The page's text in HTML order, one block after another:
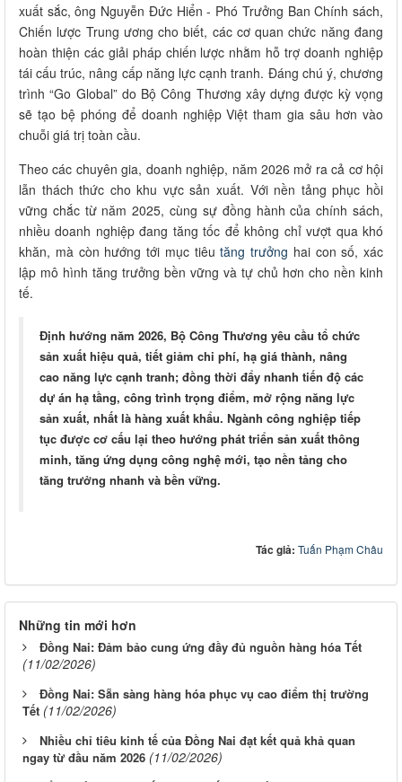
xuất sắc, ông Nguyễn Đức Hiển - Phó Trưởng Ban Chính sách,
Chiến lược Trung ương cho biết, các cơ quan chức năng đang
hoàn thiện các giải pháp chiến lược nhằm hỗ trợ doanh nghiệp
tái cấu trúc, nâng cấp năng lực cạnh tranh. Đáng chú ý, chương
trình “Go Global” do Bộ Công Thương xây dựng được kỳ vọng
sẽ tạo bệ phóng để doanh nghiệp Việt tham gia sâu hơn vào
chuỗi giá trị toàn cầu.
Theo các chuyên gia, doanh nghiệp, năm 2026 mở ra cả cơ hội
lẫn thách thức cho khu vực sản xuất. Với nền tảng phục hồi
vững chắc từ năm 2025, cùng sự đồng hành của chính sách,
nhiều doanh nghiệp đang tăng tốc để không chỉ vượt qua khó
khăn, mà còn hướng tới mục tiêutăng trưởng hai con số, xác
lập mô hình tăng trưởng bền vững và tự chủ hơn cho nền kinh
tế.
Định hướng năm 2026, Bộ Công Thương yêu cầu tổ chức
sản xuất hiệu quả, tiết giảm chi phí, hạ giá thành, nâng
cao năng lực cạnh tranh; đồng thời đẩy nhanh tiến độ các
dự án hạ tầng, công trình trọng điểm, mở rộng năng lực
sản xuất, nhất là hàng xuất khẩu. Ngành công nghiệp tiếp
tục được cơ cấu lại theo hướng phát triển sản xuất thông
minh, tăng ứng dụng công nghệ mới, tạo nền tảng cho
tăng trưởng nhanh và bền vững.
Tác giả: Tuấn Phạm Châu
Những tin mới hơn
Đồng Nai: Đảm bảo cung ứng đầy đủ nguồn hàng hóa Tết
(11/02/2026)
Đồng Nai: Sẵn sàng hàng hóa phục vụ cao điểm thị trường
Tết (11/02/2026)
Nhiều chỉ tiêu kinh tế của Đồng Nai đạt kết quả khả quan
ngay từ đầu năm 2026 (11/02/2026)